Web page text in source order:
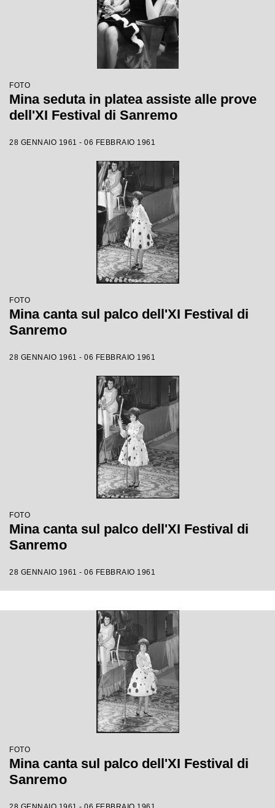
FOTO
Mina seduta in platea assiste alle prove
dell'XI Festival di Sanremo
28 GENNAIO 1961 - 06 FEBBRAIO 1961
FOTO
Mina canta sul palco dell'XI Festival di
Sanremo
28 GENNAIO 1961 - 06 FEBBRAIO 1961
FOTO
Mina canta sul palco dell'XI Festival di
Sanremo
28 GENNAIO 1961 - 06 FEBBRAIO 1961
FOTO
Mina canta sul palco dell'XI Festival di
Sanremo